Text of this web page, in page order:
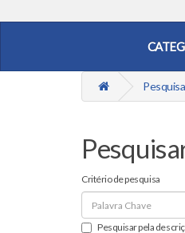
Critério de pesquisa
Pesquisar pela